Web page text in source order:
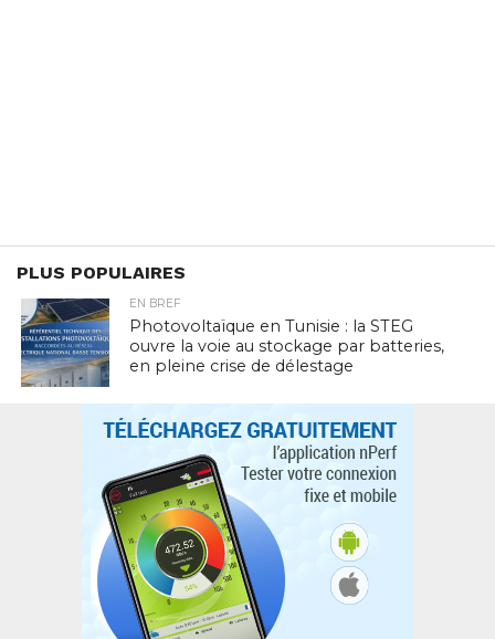
PLUS POPULAIRES
EN BREF
Photovoltaïque en Tunisie : la STEG
ouvre la voie au stockage par batteries,
en pleine crise de délestage